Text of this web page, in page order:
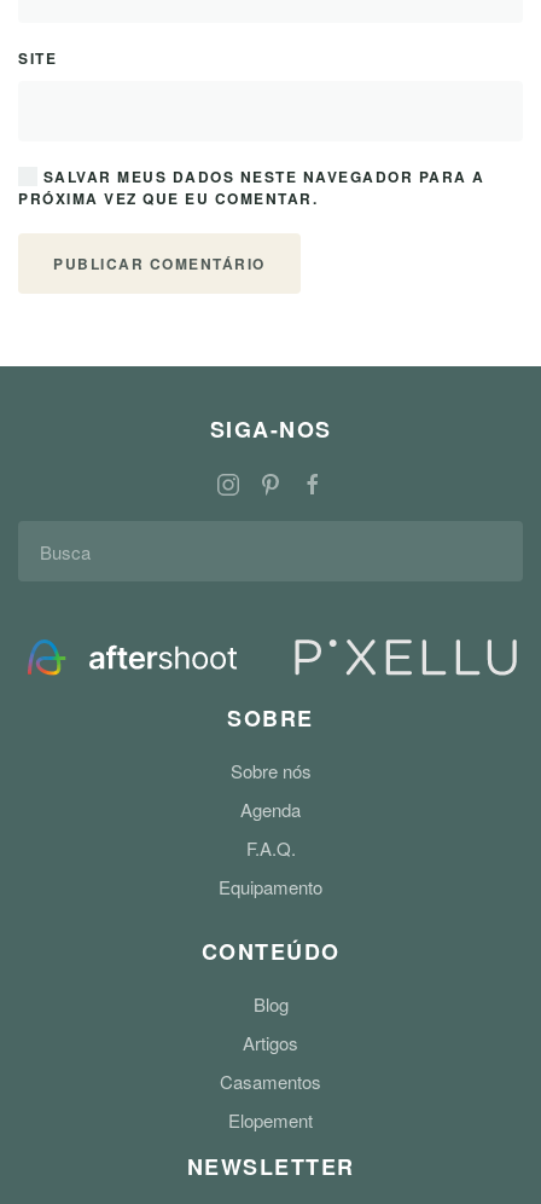
SITE
SALVAR MEUS DADOS NESTE NAVEGADOR PARA A
PRÓXIMA VEZ QUE EU COMENTAR.
PUBLICAR COMENTÁRIO
SIGA-NOS
SOBRE
Sobre nós
Agenda
F.A.Q.
Equipamento
CONTEÚDO
Blog
Artigos
Casamentos
Elopement
NEWSLETTER